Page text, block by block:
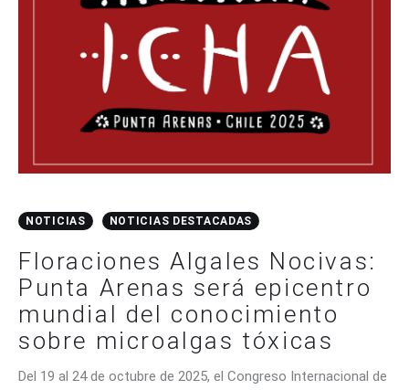
NOTICIAS NOTICIAS DESTACADAS
Floraciones Algales Nocivas:
Punta Arenas será epicentro
mundial del conocimiento
sobre microalgas tóxicas
Del 19 al 24 de octubre de 2025, el Congreso Internacional de